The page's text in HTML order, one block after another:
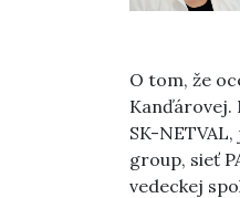
O tom, že
Kanďárovej.
SK-
group, sieť
vedeckej